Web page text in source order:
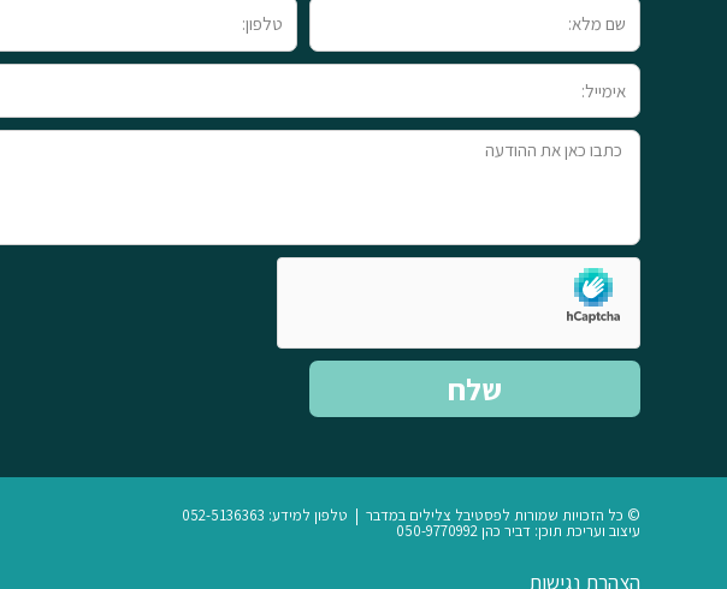
שם
מלא
טלפון
אימייל
טקסט
שלח
© כל הזכויות שמורות לפסטיבל צלילים במדבר | טלפון למידע: 052-5136363
עיצוב ועריכת תוכן: דביר כהן 050-9770992
הצהרת נגישות